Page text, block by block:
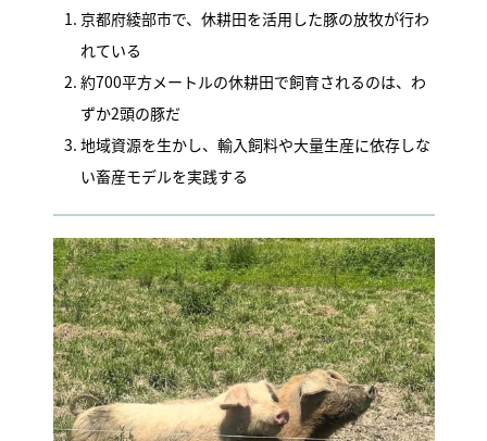
京都府綾部市で、休耕田を活用した豚の放牧が行わ
れている
約700平方メートルの休耕田で飼育されるのは、わ
ずか2頭の豚だ
地域資源を生かし、輸入飼料や大量生産に依存しな
い畜産モデルを実践する